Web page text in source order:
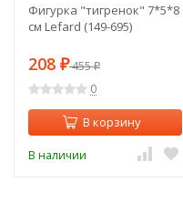
Фигурка "тигренок" 7*5*8
см Lefard (149-695)
208 ₽455₽
0
В корзину
В наличии